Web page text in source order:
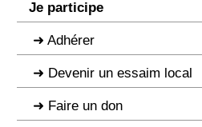
Je participe
Adhérer
Devenir un essaim local
Faire un don